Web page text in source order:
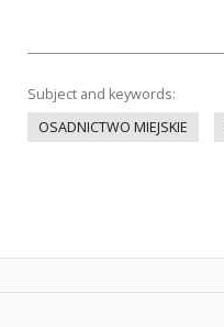
Subject and keywords:
OSADNICTWO MIEJSKIE